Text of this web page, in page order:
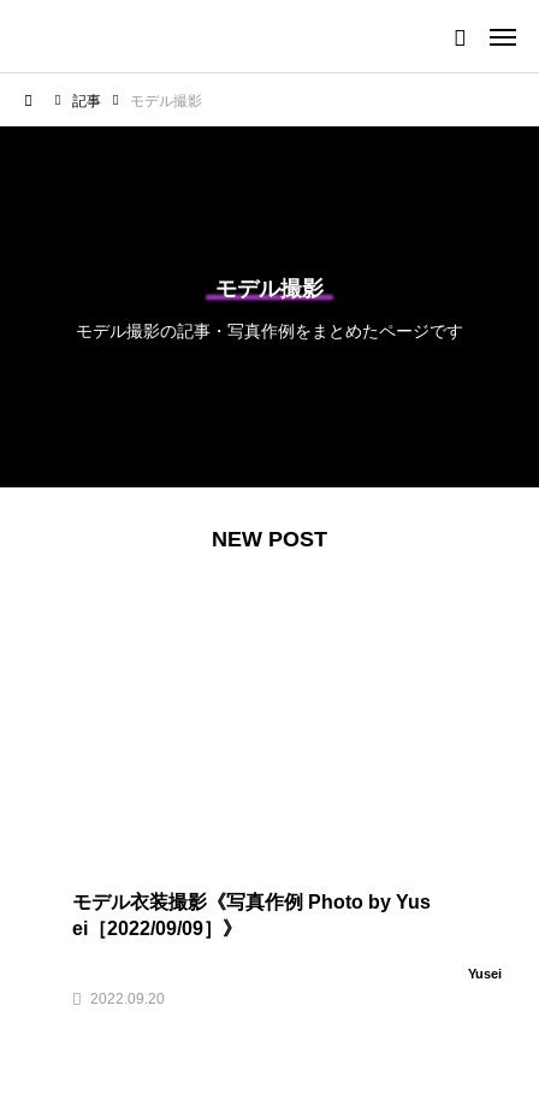
記事 モデル撮影
モデル撮影
モデル撮影の記事・写真作例をまとめたページです
NEW POST
モデル衣装撮影《写真作例 Photo by Yus
ei［2022/09/09］》
Yusei
2022.09.20